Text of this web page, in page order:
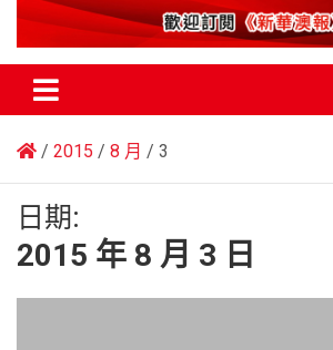
2015 8 月 3
日期:
2015 年 8 月 3 日